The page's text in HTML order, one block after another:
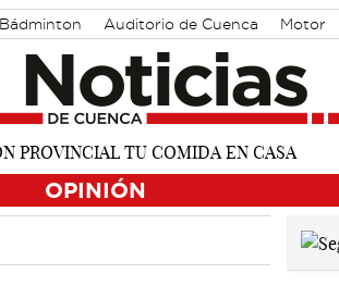
Bádminton Auditorio de Cuenca
Motor
OPINIÓN